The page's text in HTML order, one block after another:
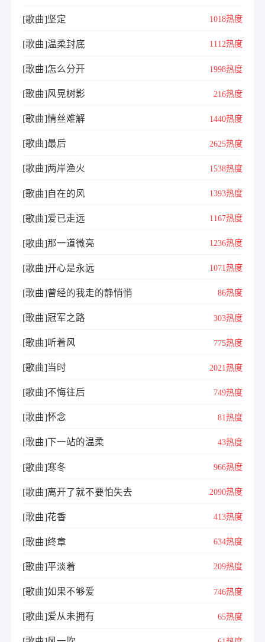
[歌曲]坚定 1018热度
[歌曲]温柔封底 1112热度
[歌曲]怎么分开 1998热度
[歌曲]风晃树影 216热度
[歌曲]情丝难解 1440热度
[歌曲]最后 2625热度
[歌曲]两岸渔火 1538热度
[歌曲]自在的风 1393热度
[歌曲]爱已走远 1167热度
[歌曲]那一道微亮 1236热度
[歌曲]开心是永远 1071热度
[歌曲]曾经的我走的静悄悄 86热度
[歌曲]冠军之路 303热度
[歌曲]听着风 775热度
[歌曲]当时 2021热度
[歌曲]不悔往后 749热度
[歌曲]怀念 81热度
[歌曲]下一站的温柔 43热度
[歌曲]寒冬 966热度
[歌曲]离开了就不要怕失去 2090热度
[歌曲]花香 413热度
[歌曲]终章 634热度
[歌曲]平淡着 209热度
[歌曲]如果不够爱 746热度
[歌曲]爱从未拥有 65热度